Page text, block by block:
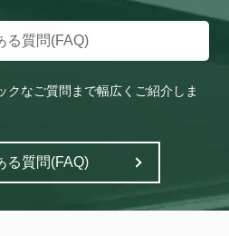
る質問(FAQ)
クなご質問まで幅広くご紹介しま
る質問(FAQ)